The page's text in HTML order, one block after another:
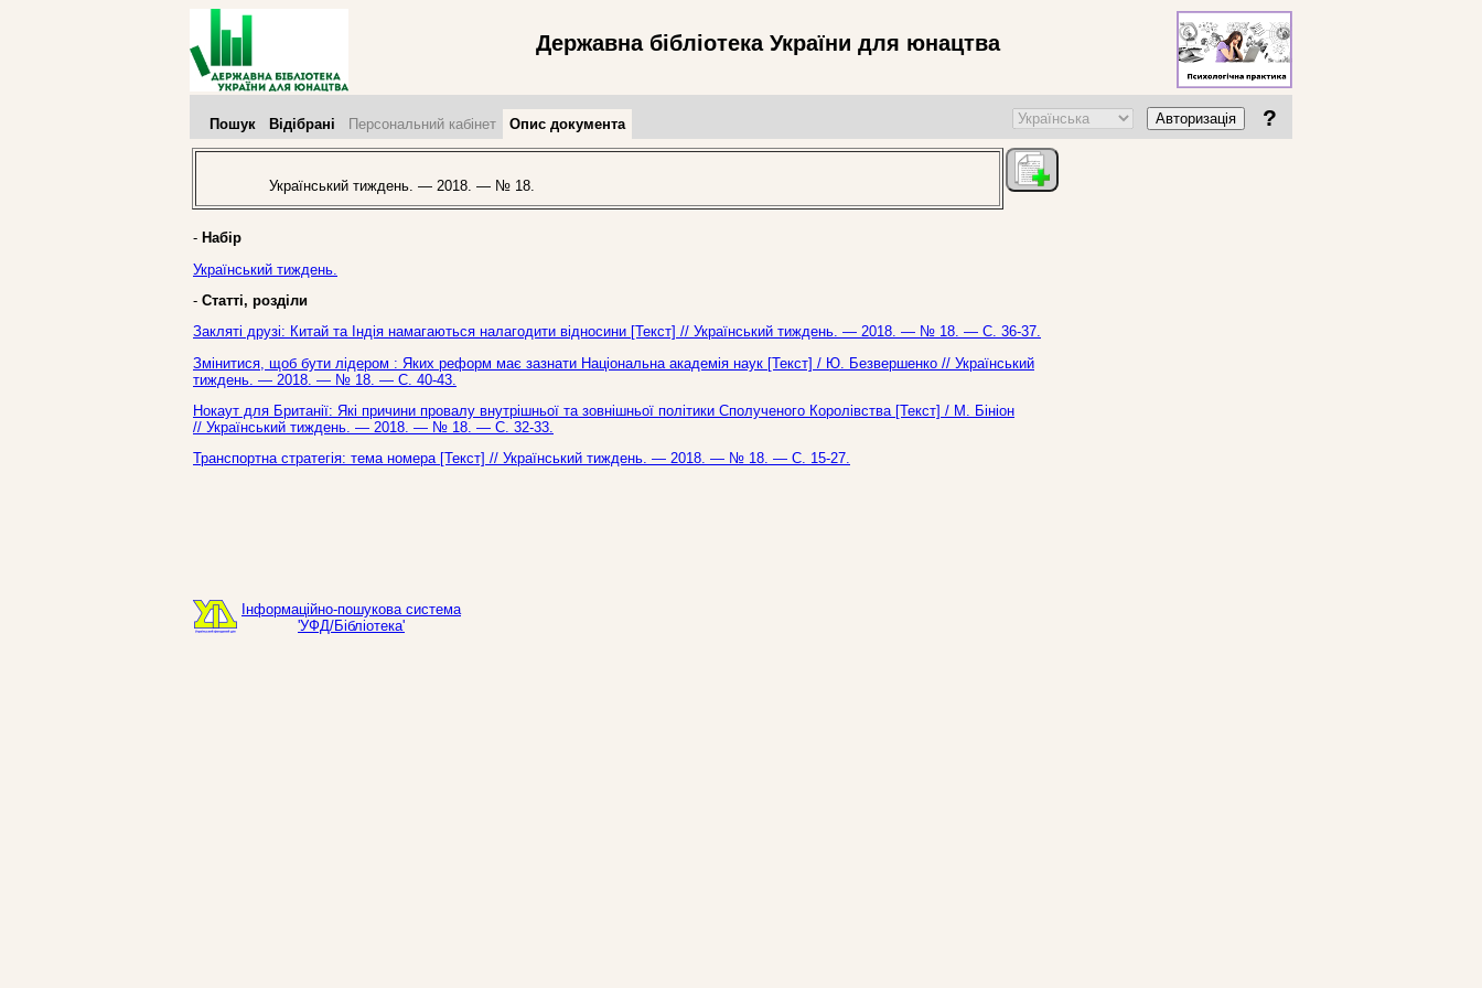
Державна бібліотека України для юнацтва
Пошук Відібрані Персональний кабінет Опис документа Авторизація ?
Український тиждень. — 2018. — № 18.
- Набір
Український тиждень.
- Статті, розділи
Закляті друзі: Китай та Індія намагаються налагодити відносини [Текст] // Український тиждень. — 2018. — № 18. — С. 36-37.
Змінитися, щоб бути лідером : Яких реформ має зазнати Національна академія наук [Текст] / Ю. Безвершенко // Український
тиждень. — 2018. — № 18. — С. 40-43.
Нокаут для Британії: Які причини провалу внутрішньої та зовнішньої політики Сполученого Королівства [Текст] / М. Бініон
// Український тиждень. — 2018. — № 18. — С. 32-33.
Транспортна стратегія: тема номера [Текст] // Український тиждень. — 2018. — № 18. — С. 15-27.
Інформаційно-пошукова система
'УФД/Бібліотека'